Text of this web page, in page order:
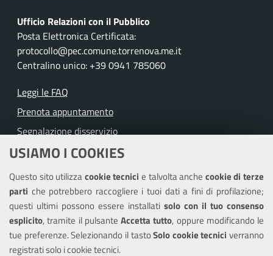
USIAMO I COOKIES
Questo sito utilizzacookie tecnicie talvolta anche cookie di terze
parti che potrebbero raccogliere i tuoi dati a fini di profilazione;
questi ultimi possono essere installati solo con il tuo consenso
esplicito, tramite il pulsante Accetta tutto, oppure modificando le
tue preferenze. Selezionando il tastoSolo cookie tecnici verranno
registrati solo i cookie tecnici.
Ufficio Relazioni con il Pubblico
Posta Elettronica Certificata:
protocollo@pec.comune.torrenova.me.it
Centralino unico: +39 0941 785060
Leggi le FAQ
Prenota appuntamento
Segnalazione disservizio
Richiesta assistenza
Amministrazione trasparente
Informativa privacy
Note legali
Piano di miglioramento del sito